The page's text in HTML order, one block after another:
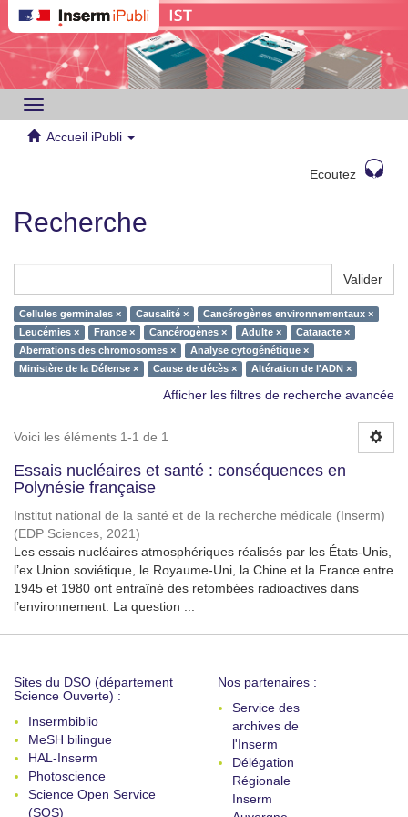
Toggle
navigation
Accueil iPubli
Ecoutez
Recherche
Valider
Cellules germinales × Causalité ×
Cancérogènes environnementaux ×
Leucémies ×
France × Cancérogènes × Adulte ×
Cataracte ×
Aberrations des chromosomes ×
Analyse cytogénétique ×
Ministère de la Défense ×
Cause de décès × Altération de l'ADN ×
Afficher les filtres de recherche avancée
Voici les éléments 1-1 de 1
Essais nucléaires et santé : conséquences en
Polynésie française
Institut national de la santé et de la recherche médicale (Inserm)
(EDP Sciences, 2021)
Les essais nucléaires atmosphériques réalisés par les États-Unis,
l’ex Union soviétique, le Royaume-Uni, la Chine et la France entre
1945 et 1980 ont entraîné des retombées radioactives dans
l’environnement. La question ...
Sites du DSO (département
Science Ouverte) :
Insermbiblio
MeSH bilingue
HAL-Inserm
Photoscience
Science Open Service
(SOS)
Nos partenaires :
Service des
archives de
l'Inserm
Délégation
Régionale
Inserm